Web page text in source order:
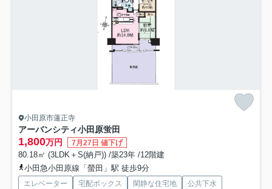
小田原市蓮正寺
アーバンシティ小田原蛍田
1,800万円 7月27日 値下げ
80.18㎡ (3LDK＋S(納戸)) /築23年 /12階建
小田急小田原線「螢田」駅 徒歩9分
エレベーター 宅配ボックス 閑静な住宅地 公共下水